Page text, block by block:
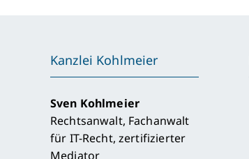
Kanzlei Kohlmeier
Sven Kohlmeier
Rechtsanwalt, Fachanwalt
für IT-Recht, zertifizierter
Mediator